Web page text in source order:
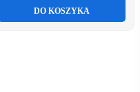
DO KOSZYKA